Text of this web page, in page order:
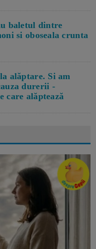
baletul dintre
si oboseala crunta
alăptare. Si am
durerii -
care alăptează